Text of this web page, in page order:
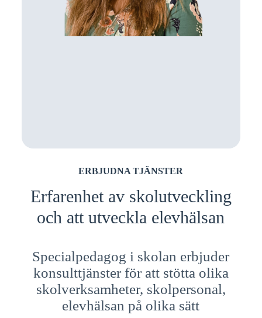
ERBJUDNA TJÄNSTER
Erfarenhet av skolutveckling
och att utveckla elevhälsan
Specialpedagog i skolan erbjuder
konsulttjänster för att stötta olika
skolverksamheter, skolpersonal,
elevhälsan på olika sätt